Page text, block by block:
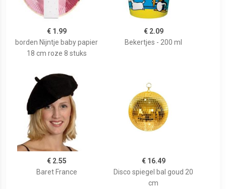
€ 1.99
borden Nijntje baby papier
18 cm roze 8 stuks
€ 2.09
Bekertjes - 200 ml
€ 2.55
Baret France
€ 16.49
Disco spiegel bal goud 20
cm